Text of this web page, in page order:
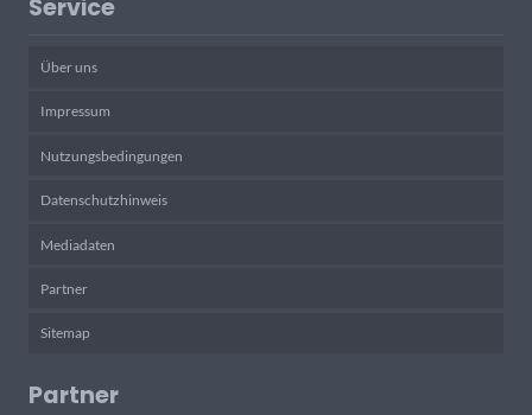
Service
Über uns
Impressum
Nutzungsbedingungen
Datenschutzhinweis
Mediadaten
Partner
Sitemap
Partner